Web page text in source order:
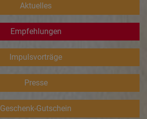
Aktuelles
Empfehlungen
Impulsvorträge
Presse
Geschenk-Gutschein